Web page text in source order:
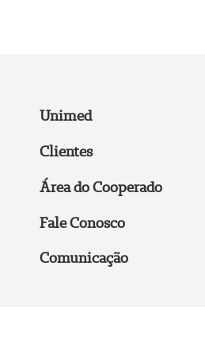
Unimed
Clientes
Área do Cooperado
Fale Conosco
Comunicação